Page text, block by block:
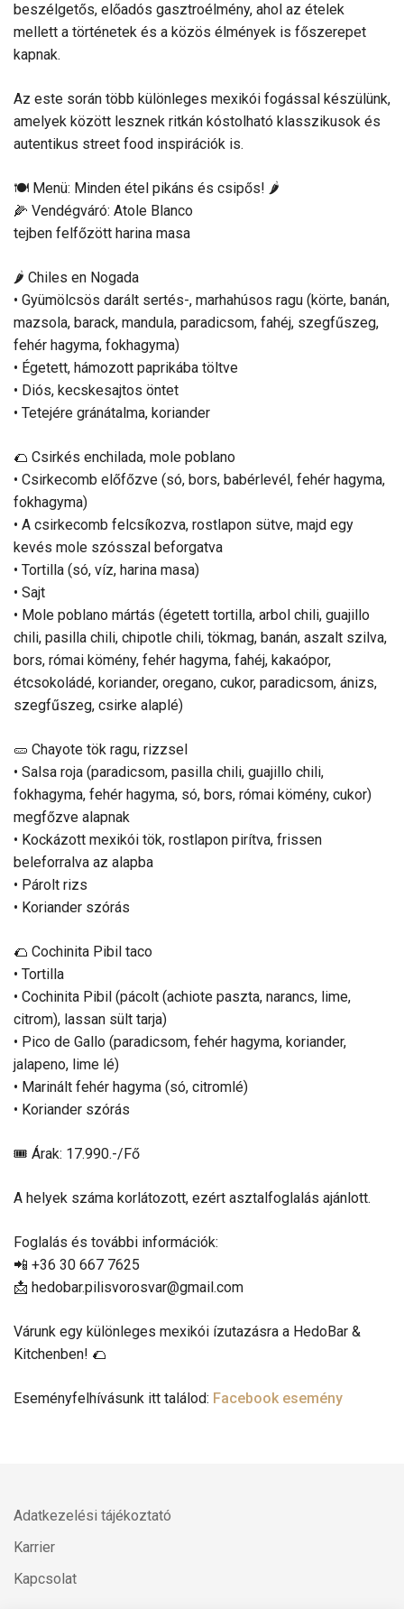
beszélgetős, előadós gasztroélmény, ahol az ételek
mellett a történetek és a közös élmények is főszerepet
kapnak.
Az este során több különleges mexikói fogással készülünk,
amelyek között lesznek ritkán kóstolható klasszikusok és
autentikus street food inspirációk is.
🍽 Menü: Minden étel pikáns és csipős! 🌶️
🌽 Vendégváró: Atole Blanco
tejben felfőzött harina masa
🌶️ Chiles en Nogada
• Gyümölcsös darált sertés-, marhahúsos ragu (körte, banán,
mazsola, barack, mandula, paradicsom, fahéj, szegfűszeg,
fehér hagyma, fokhagyma)
• Égetett, hámozott paprikába töltve
• Diós, kecskesajtos öntet
• Tetejére gránátalma, koriander
🌮 Csirkés enchilada, mole poblano
• Csirkecomb előfőzve (só, bors, babérlevél, fehér hagyma,
fokhagyma)
• A csirkecomb felcsíkozva, rostlapon sütve, majd egy
kevés mole szósszal beforgatva
• Tortilla (só, víz, harina masa)
• Sajt
• Mole poblano mártás (égetett tortilla, arbol chili, guajillo
chili, pasilla chili, chipotle chili, tökmag, banán, aszalt szilva,
bors, római kömény, fehér hagyma, fahéj, kakaópor,
étcsokoládé, koriander, oregano, cukor, paradicsom, ánizs,
szegfűszeg, csirke alaplé)
🥒 Chayote tök ragu, rizzsel
• Salsa roja (paradicsom, pasilla chili, guajillo chili,
fokhagyma, fehér hagyma, só, bors, római kömény, cukor)
megfőzve alapnak
• Kockázott mexikói tök, rostlapon pirítva, frissen
beleforralva az alapba
• Párolt rizs
• Koriander szórás
🌮 Cochinita Pibil taco
• Tortilla
• Cochinita Pibil (pácolt (achiote paszta, narancs, lime,
citrom), lassan sült tarja)
• Pico de Gallo (paradicsom, fehér hagyma, koriander,
jalapeno, lime lé)
• Marinált fehér hagyma (só, citromlé)
• Koriander szórás
🎟 Árak: 17.990.-/Fő
A helyek száma korlátozott, ezért asztalfoglalás ajánlott.
Foglalás és további információk:
📲 +36 30 667 7625
📩 hedobar.pilisvorosvar@gmail.com
Várunk egy különleges mexikói ízutazásra a HedoBar &
Kitchenben! 🌮
Eseményfelhívásunk itt találod: Facebook esemény
Adatkezelési tájékoztató
Karrier
Kapcsolat